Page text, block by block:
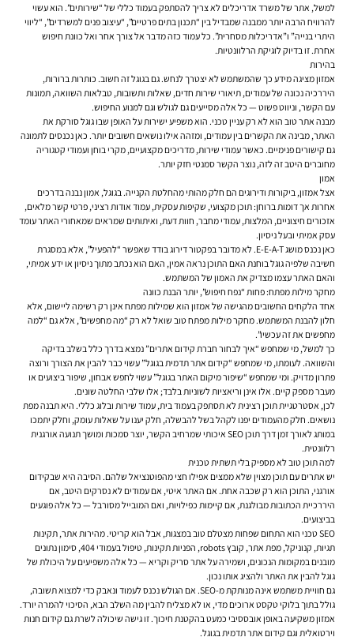
למשל, אתר של משרד אדריכלים לא צריך להסתפק בעמוד כללי של “שירותים”. הוא עשוי
להרוויח הרבה יותר ממבנה שמבדיל בין “תכנון בתים פרטיים”, “עיצוב פנים למשרדים”, “ליווי
היתרי בנייה” ו”אדריכלות מסחרית”. כל עמוד כזה מדבר אל צורך אחר ואל כוונת חיפוש
אחרת. זו בדיוק לוגיקת הרלוונטיות.
בהירות
אמזון מציגה מידע כך שהמשתמש לא יצטרך לנחש. גם בגוגל זה חשוב. כותרות ברורות,
היררכיה נכונה של עמודים, תיאורי שירות חדים, שאלות ותשובות, טבלאות השוואה, תמונות
עם הקשר, וניווט פשוט — כל אלה מסייעים גם לגולש וגם למנוע החיפוש.
מבנה אתר טוב הוא לא רק עניין טכני. הוא משפיע ישירות על האופן שבו גוגל סורקת את
האתר, מבינה את הקשרים בין עמודים, ומזהה אילו נושאים חשובים יותר. כאן נכנסים לתמונה
גם קישורים פנימיים. כאשר עמודי שירות, מדריכים מקצועיים, מקרי בוחן ועמודי קטגוריה
מחוברים היטב זה לזה, נוצר הקשר סמנטי חזק יותר.
אמון
אצל אמזון, ביקורות ודירוגים הם חלק מהותי מהחלטת הקנייה. בגוגל, אמון נבנה בדרכים
אחרות אך דומות ברוחן: תוכן מקצועי, שקיפות עסקית, עמוד אודות רציני, פרטי קשר מלאים,
אזכורים חיצוניים, המלצות, עמודי מחבר, חוות דעת, ואיתותים שמראים שמאחורי האתר עומד
עסק אמיתי ובעל ניסיון.
כאן נכנס מושג E-E-A-T. לא מדובר בפקטור דירוג בודד שאפשר “להפעיל”, אלא במסגרת
חשיבה שלפיה גוגל בוחנת האם התוכן נראה אמין, האם הוא נכתב מתוך ניסיון או ידע אמיתי,
והאם האתר עצמו מצדיק את האמון של המשתמש.
מחקר מילות מפתח: פחות “נפח חיפוש”, יותר הבנת כוונה
אחד הלקחים החשובים מהגישה של אמזון הוא שמילות מפתח אינן רק רשימה ליישום, אלא
חלון להבנת המשתמש. מחקר מילות מפתח טוב שואל לא רק “מה מחפשים”, אלא גם “למה
מחפשים את זה עכשיו”.
כך למשל, מי שמחפש “איך לבחור חברת קידום אתרים” נמצא בדרך כלל בשלב בדיקה
והשוואה. לעומתו, מי שמחפש “קידום אתר תדמית בגוגל” עשוי כבר להבין את הצורך ורוצה
פתרון מדויק. ומי שמחפש “שיפור מיקום האתר בגוגל” עשוי לחפש אבחון, שיפור ביצועים או
מעבר מספק קיים. אלו אינן וריאציות לשוניות בלבד; אלו שלבי החלטה שונים.
לכן, אסטרטגיית תוכן רצינית לא תסתפק בעמוד בית, עמוד שירות ובלוג כללי. היא תבנה מפת
נושאים. חלק מהעמודים יפנו לקהל בשל להבשלה, חלק יענו על שאלות עומק, וחלק יתמכו
במותג לאורך זמן דרך תוכן SEO איכותי שמרחיב הקשר, יוצר סמכות ומושך תנועה אורגנית
רלוונטית.
למה תוכן טוב לא מספיק בלי תשתית טכנית
יש אתרים עם תוכן מצוין שלא ממצים אפילו חצי מהפוטנציאל שלהם. הסיבה היא שבקידום
אורגני, התוכן הוא רק שכבה אחת. אם האתר איטי, אם עמודים לא נסרקים היטב, אם
היררכיית הכתובות מבולגנת, אם קיימות כפילויות, ואם המובייל מסורבל — כל אלה פוגעים
בביצועים.
SEO טכני הוא התחום שפחות מצטלם טוב במצגות, אבל הוא קריטי. מהירות אתר, תקינות
תגיות, קנוניקל, מפת אתר, קובץ robots, הפניות תקינות, טיפול בעמודי 404, סימון נתונים
מובנים במקומות הנכונים, ושמירה על אתר סריק וקריא — כל אלה משפיעים על היכולת של
גוגל להבין את האתר ולהציג אותו נכון.
גם חוויית משתמש אינה מנותקת מ-SEO. אם הגולש נכנס לעמוד ונאבק כדי למצוא תשובה,
גולל בתוך בלוקי טקסט ארוכים מדי, או לא מצליח להבין מה השלב הבא, הסיכוי להמרה יורד.
אמזון משקיעה באופן אובססיבי כמעט בהקטנת חיכוך. זו גישה שיכולה לשרת גם קידום חנות
וירטואלית וגם קידום אתר תדמית בגוגל.